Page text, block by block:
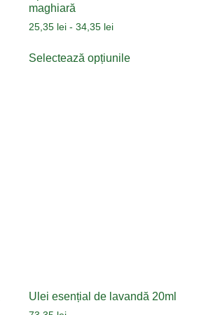
maghiară
25,35 lei - 34,35 lei
Selectează opțiunile
Ulei esențial de lavandă 20ml